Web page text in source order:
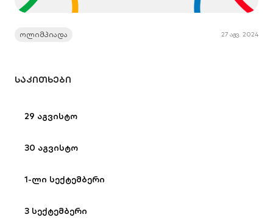
ოლიმპიადა 27 აგვ. 2024
ᲡᲐᲙᲘᲗᲮᲔᲑᲘ
29 აგვისტო
30 აგვისტო
1-ლი სექტემბერი
3 სექტემბერი